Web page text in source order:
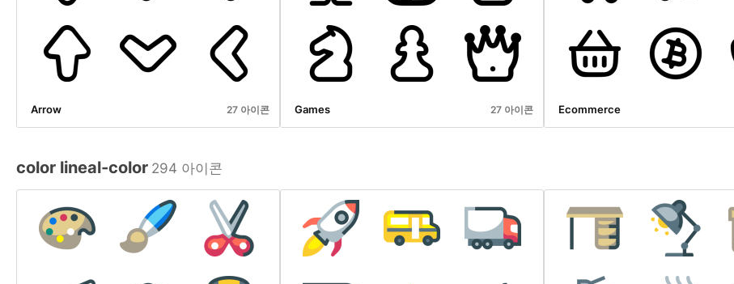
Arrow 27 아이콘 Games 27 아이콘 Ecommerce
color lineal-color 294 아이콘